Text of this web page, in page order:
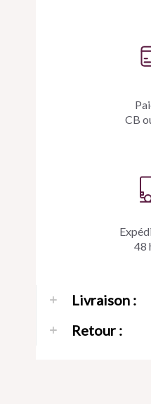
CB
48
Livraison :
Retour :